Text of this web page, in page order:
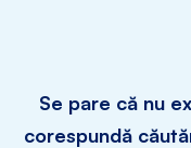
Se pare că nu
corespundă